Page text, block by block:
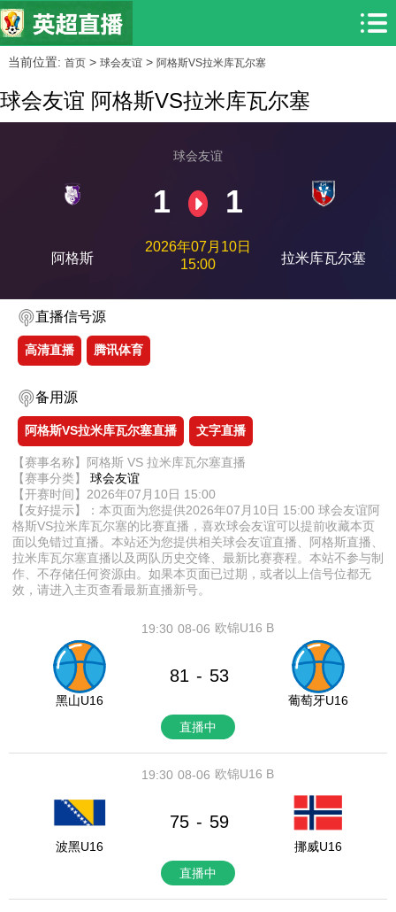
当前位置: 首页> 球会友谊> 阿格斯VS拉米库瓦尔塞
球会友谊 阿格斯VS拉米库瓦尔塞
阿格斯
球会友谊
1 1
2026年07月10日
15:00
拉米库瓦尔塞
直播信号源
高清直播 腾讯体育
备用源
阿格斯VS拉米库瓦尔塞直播 文字直播
【赛事名称】阿格斯 VS 拉米库瓦尔塞直播
【赛事分类】 球会友谊
【开赛时间】2026年07月10日 15:00
【友好提示】：本页面为您提供2026年07月10日 15:00 球会友谊阿
格斯VS拉米库瓦尔塞的比赛直播，喜欢球会友谊可以提前收藏本页
面以免错过直播。本站还为您提供相关球会友谊直播、阿格斯直播、
拉米库瓦尔塞直播以及两队历史交锋、最新比赛赛程。本站不参与制
作、不存储任何资源由。如果本页面已过期，或者以上信号位都无
效，请进入主页查看最新直播新号。
08-06
19:30 欧锦U16 B
黑山U16
81 - 53
葡萄牙U16
直播中
08-06
19:30 欧锦U16 B
波黑U16
75 - 59
挪威U16
直播中